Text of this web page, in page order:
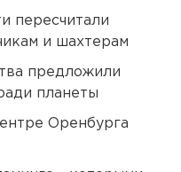
пересчитали
и шахтерам
предложили
планеты
Оренбурга